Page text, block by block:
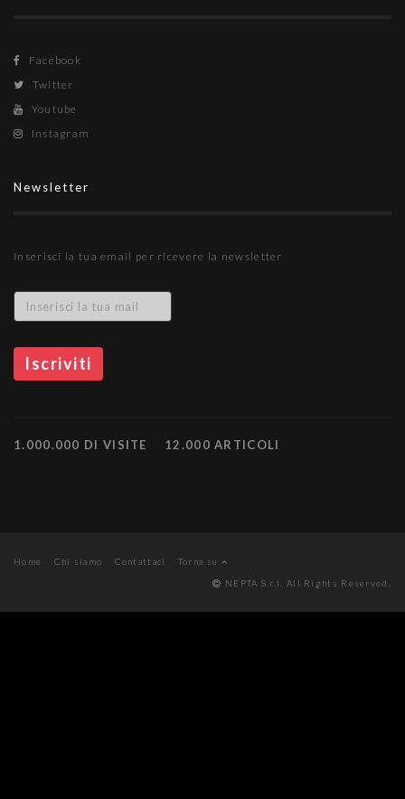
Facebook
Twitter
Youtube
Instagram
Newsletter
Inserisci la tua email per ricevere la newsletter
1.000.000 DI VISITE 12.000 ARTICOLI
Home Chi siamo Contattaci
Torna su
NEPTA S.r.l. All Rights Reserved.